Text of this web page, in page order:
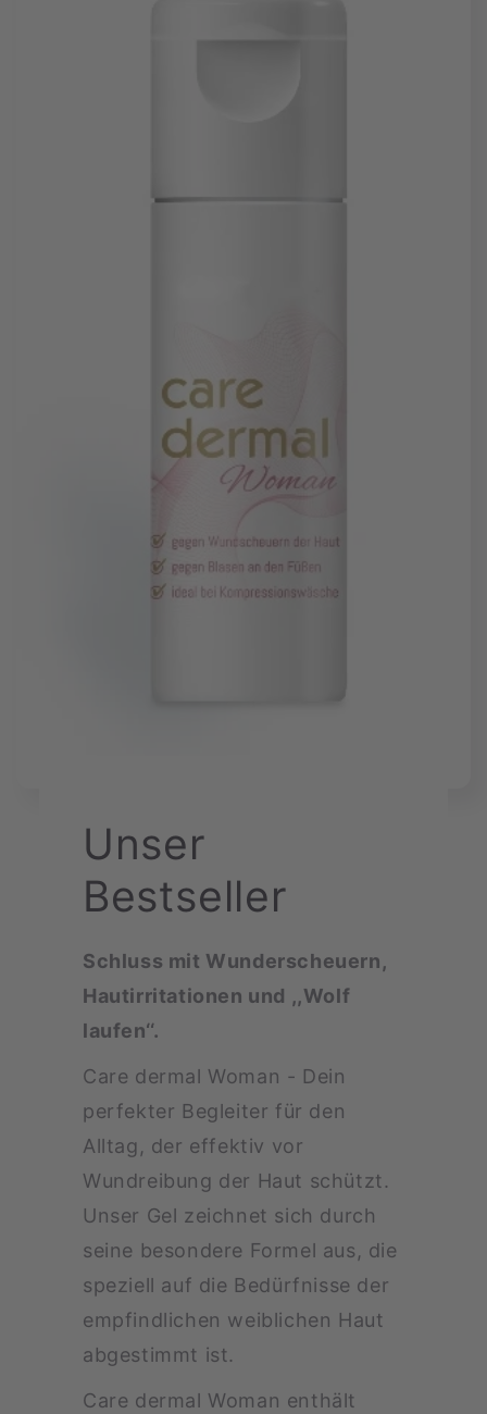
Unser
Bestseller
Schluss mit Wunderscheuern,
Hautirritationen und ,,Wolf
laufen‘‘.
Care dermal Woman - Dein
perfekter Begleiter für den
Alltag, der effektiv vor
Wundreibung der Haut schützt.
Unser Gel zeichnet sich durch
seine besondere Formel aus, die
speziell auf die Bedürfnisse der
empfindlichen weiblichen Haut
abgestimmt ist.
Care dermal Woman enthält